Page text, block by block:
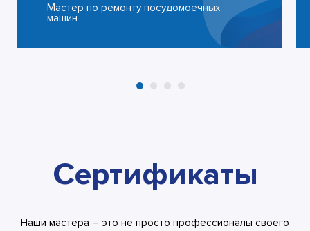
Мастер по ремонту посудомоечных
машин
Сертификаты
Наши мастера – это не просто профессионалы своего